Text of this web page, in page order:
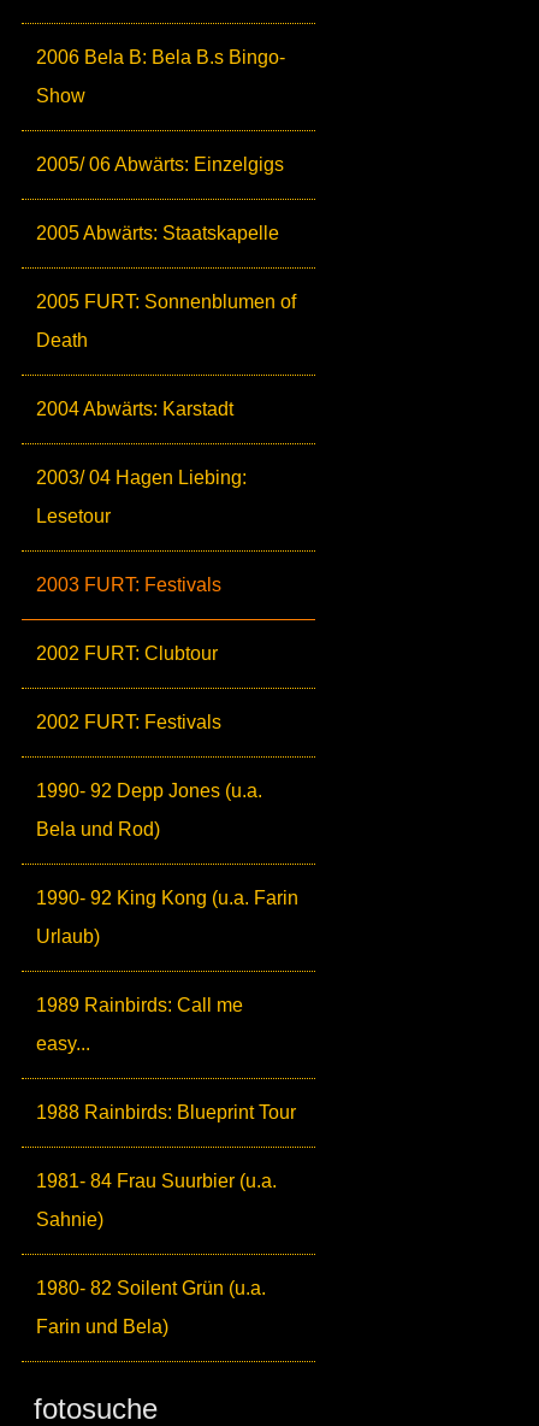
2006 Bela B: Bela B.s Bingo-
Show
2005/ 06 Abwärts: Einzelgigs
2005 Abwärts: Staatskapelle
2005 FURT: Sonnenblumen of
Death
2004 Abwärts: Karstadt
2003/ 04 Hagen Liebing:
Lesetour
2003 FURT: Festivals
2002 FURT: Clubtour
2002 FURT: Festivals
1990- 92 Depp Jones (u.a.
Bela und Rod)
1990- 92 King Kong (u.a. Farin
Urlaub)
1989 Rainbirds: Call me
easy...
1988 Rainbirds: Blueprint Tour
1981- 84 Frau Suurbier (u.a.
Sahnie)
1980- 82 Soilent Grün (u.a.
Farin und Bela)
fotosuche